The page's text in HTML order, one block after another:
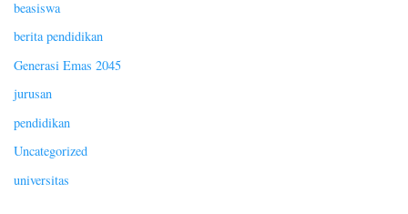
beasiswa
berita pendidikan
Generasi Emas 2045
jurusan
pendidikan
Uncategorized
universitas